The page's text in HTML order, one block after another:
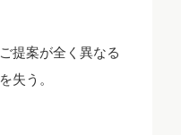
提案が全く異なる
失う。